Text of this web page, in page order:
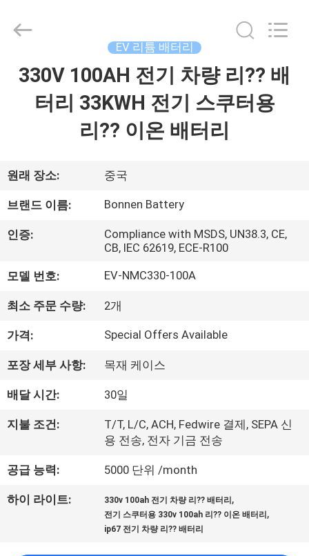
홈
소
개
사
소
개
공
장
어
Hunan
Bonnen
EV 리튬 배터리
330V 100AH 전기 차량 리?? 배
터리 33KWH 전기 스쿠터용
리?? 이온 배터리
원래 장소: 중국
브랜드 이름: Bonnen Battery
인증:
Compliance with MSDS, UN38.3, CE,
CB, IEC 62619, ECE-R100
모델 번호: EV-NMC330-100A
최소 주문 수량: 2개
가격: Special Offers Available
포장 세부 사항: 목재 케이스
배달 시간: 30일
지불 조건:
T/T, L/C, ACH, Fedwire 결제, SEPA 신
용 전송, 전자 기금 전송
공급 능력: 5000 단위 /month
하이 라이트: 330v 100ah 전기 차량 리?? 배터리 ,
전기 스쿠터용 330v 100ah 리?? 이온 배터리 ,
ip67 전기 차량 리?? 배터리